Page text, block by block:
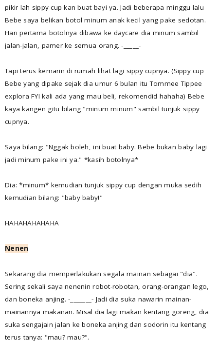
pikir lah sippy cup kan buat bayi ya. Jadi beberapa minggu lalu
Bebe saya belikan botol minum anak kecil yang pake sedotan.
Hari pertama botolnya dibawa ke daycare dia minum sambil
jalan-jalan, pamer ke semua orang. -_____-
Tapi terus kemarin di rumah lihat lagi sippy cupnya. (Sippy cup
Bebe yang dipake sejak dia umur 6 bulan itu Tommee Tippee
explora FYI kali ada yang mau beli, rekomendid hahaha) Bebe
kaya kangen gitu bilang "minum minum" sambil tunjuk sippy
cupnya.
Saya bilang: "Nggak boleh, ini buat baby. Bebe bukan baby lagi
jadi minum pake ini ya." *kasih botolnya*
Dia: *minum* kemudian tunjuk sippy cup dengan muka sedih
kemudian bilang: "baby baby!"
HAHAHAHAHAHA
Nenen
Sekarang dia memperlakukan segala mainan sebagai "dia".
Sering sekali saya nenenin robot-robotan, orang-orangan lego,
dan boneka anjing. -_______- Jadi dia suka nawarin mainan-
mainannya makanan. Misal dia lagi makan kentang goreng, dia
suka sengajain jalan ke boneka anjing dan sodorin itu kentang
terus tanya: "mau? mau?".